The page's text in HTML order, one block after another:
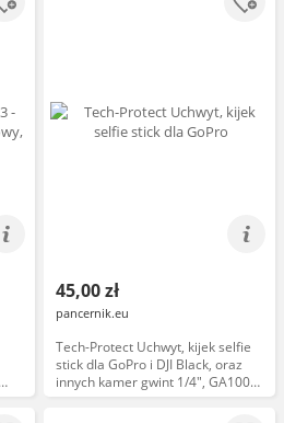
45,00 zł
pancernik.eu
Tech-Protect Uchwyt, kijek selfie
stick dla GoPro i DJI Black, oraz
innych kamer gwint 1/4", GA100
Monopad & SELFIE STICK, czarny